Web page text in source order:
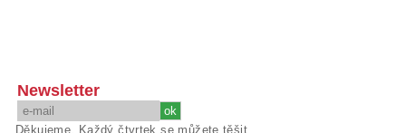
Newsletter
Děkujeme. Každý čtvrtek se můžete těšit